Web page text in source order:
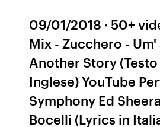
09/01/2018 · 50+
Mix - Zucchero -
Another Story
Inglese) YouTube
Symphony Ed
Bocelli (Lyrics in